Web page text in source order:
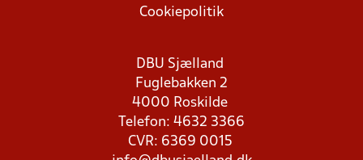
Cookiepolitik
DBU Sjælland
Fuglebakken 2
4000 Roskilde
Telefon: 4632 3366
CVR: 6369 0015